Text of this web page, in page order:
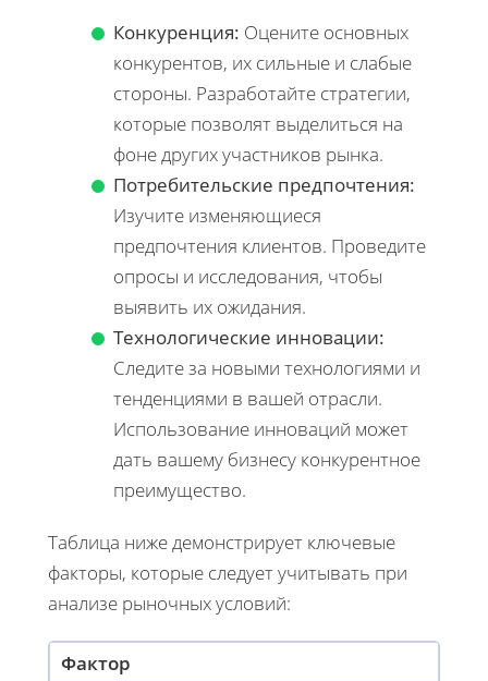
Конкуренция: Оцените основных
конкурентов, их сильные и слабые
стороны. Разработайте стратегии,
которые позволят выделиться на
фоне других участников рынка.
Потребительские предпочтения:
Изучите изменяющиеся
предпочтения клиентов. Проведите
опросы и исследования, чтобы
выявить их ожидания.
Технологические инновации:
Следите за новыми технологиями и
тенденциями в вашей отрасли.
Использование инноваций может
дать вашему бизнесу конкурентное
преимущество.
Таблица ниже демонстрирует ключевые
факторы, которые следует учитывать при
анализе рыночных условий:
Фактор